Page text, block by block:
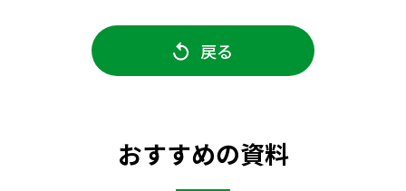
戻る
おすすめの資料